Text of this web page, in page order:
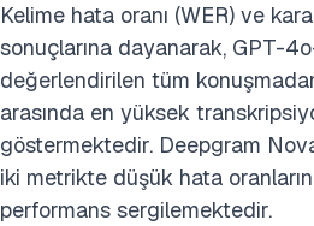
Kelime hata oranı (WER) ve
sonuçlarına dayanarak, GPT-
değerlendirilen tüm
arasında en yüksek
göstermektedir. Deepgram
iki metrikte düşük hata
performans sergilemektedir.